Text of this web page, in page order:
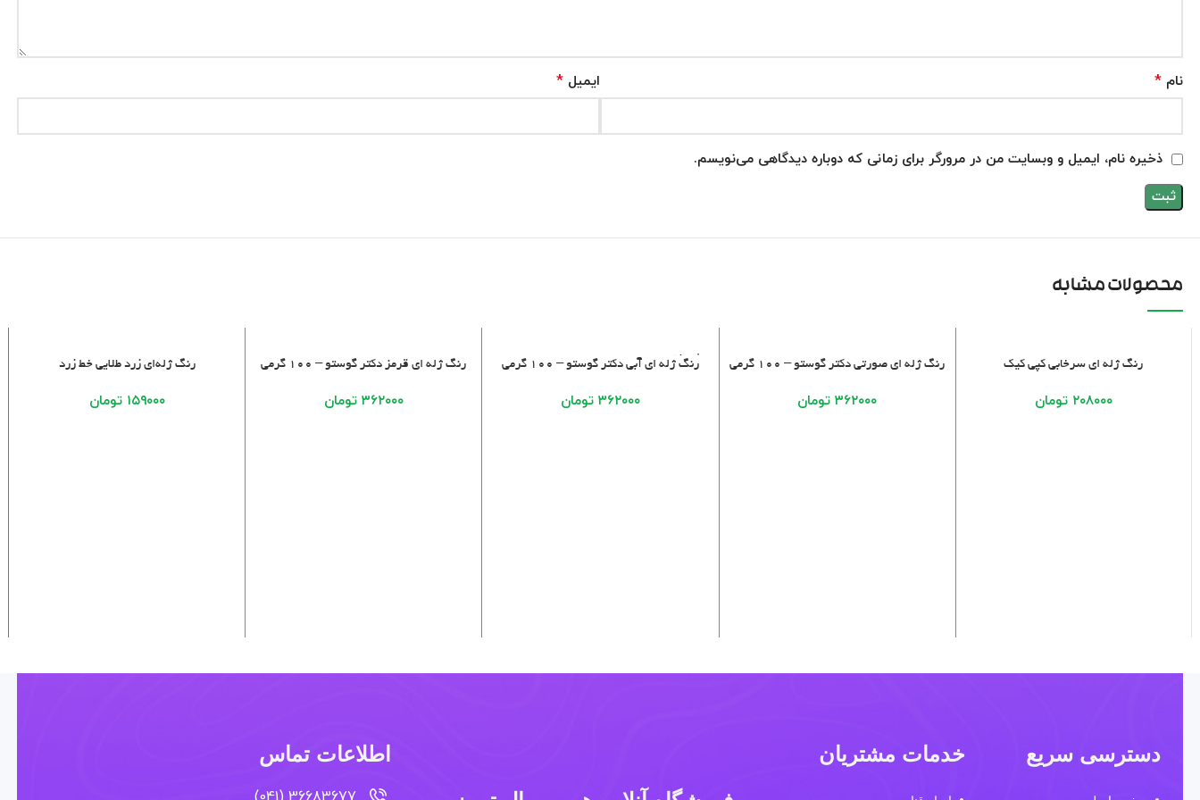
نام * ایمیل *
ذخیره نام، ایمیل و وبسایت من در مرورگر برای زمانی که دوباره دیدگاهی می‌نویسم.
محصولات مشابه
افزودن به سبد خرید
رنگ ژله ای سرخابی کپی کیک
۲۰۸۰۰۰ تومان
افزودن به سبد خرید
رنگ ژله ای صورتی دکتر گوستو – 100 گرمی
۳۶۲۰۰۰ تومان
فروخت
ه شده
اطلاعات بیشتر
رنگ ژله ای آبی دکتر گوستو – 100 گرمی
۳۶۲۰۰۰ تومان
افزودن به سبد خرید
رنگ ژله ای قرمز دکتر گوستو – 100 گرمی
۳۶۲۰۰۰ تومان
افزودن به سبد خرید
رنگ ژله‌ای زرد طلایی خط زرد
۱۵۹۰۰۰ تومان
دسترسی سریع خدمات مشتریان اطلاعات تماس